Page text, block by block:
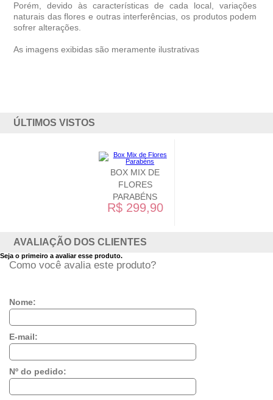
Porém, devido às características de cada local, variações
naturais das flores e outras interferências, os produtos podem
sofrer alterações.
As imagens exibidas são meramente ilustrativas
ÚLTIMOS VISTOS
BOX MIX DE
FLORES
PARABÉNS
R$ 299,90
AVALIAÇÃO DOS CLIENTES
Seja o primeiro a avaliar esse produto.
Como você avalia este produto?
Nome:
E-mail:
Nº do pedido: